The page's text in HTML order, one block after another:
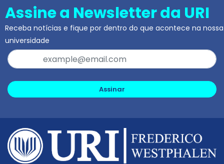
Assine a Newsletter da URI
Receba notícias e fique por dentro do que acontece na nossa
universidade
Assinar